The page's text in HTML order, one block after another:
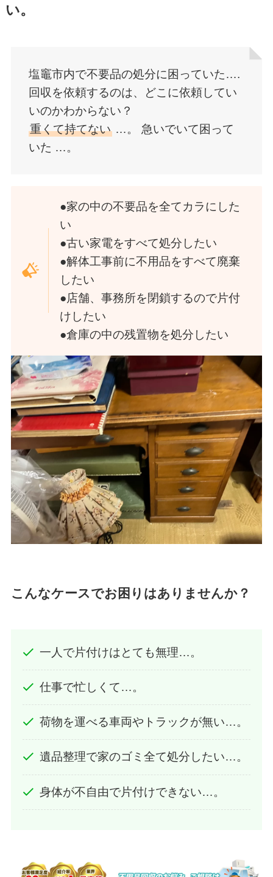
い。
塩竈市内で不要品の処分に困っていた….
回収を依頼するのは、どこに依頼してい
いのかわからない？
重くて持てない …。 急いでいて困って
いた …。
●家の中の不要品を全てカラにした
い
●古い家電をすべて処分したい
●解体工事前に不用品をすべて廃棄
したい
●店舗、事務所を閉鎖するので片付
けしたい
●倉庫の中の残置物を処分したい
こんなケースでお困りはありませんか？
一人で片付けはとても無理…。
仕事で忙しくて…。
荷物を運べる車両やトラックが無い…。
遺品整理で家のゴミ全て処分したい…。
身体が不自由で片付けできない…。